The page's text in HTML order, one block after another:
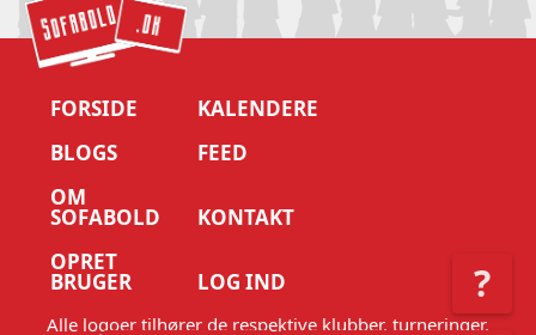
?
FORSIDE
KALENDERE
BLOGS
FEED
OM
SOFABOLD
KONTAKT
OPRET
BRUGER LOG IND
Alle logoer tilhører de respektive klubber, turneringer,